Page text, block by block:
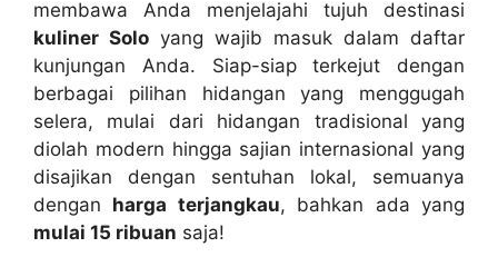
membawa Anda menjelajahi tujuh destinasi
kuliner Solo yang wajib masuk dalam daftar
kunjungan Anda. Siap-siap terkejut dengan
berbagai pilihan hidangan yang menggugah
selera, mulai dari hidangan tradisional yang
diolah modern hingga sajian internasional yang
disajikan dengan sentuhan lokal, semuanya
dengan harga terjangkau, bahkan ada yang
mulai 15 ribuan saja!